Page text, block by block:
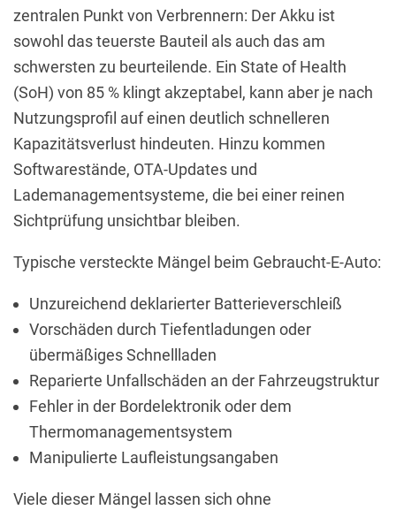
zentralen Punkt von Verbrennern: Der Akku ist
sowohl das teuerste Bauteil als auch das am
schwersten zu beurteilende. Ein State of Health
(SoH) von 85 % klingt akzeptabel, kann aber je nach
Nutzungsprofil auf einen deutlich schnelleren
Kapazitätsverlust hindeuten. Hinzu kommen
Softwarestände, OTA-Updates und
Lademanagementsysteme, die bei einer reinen
Sichtprüfung unsichtbar bleiben.
Typische versteckte Mängel beim Gebraucht-E-Auto:
Unzureichend deklarierter Batterieverschleiß
Vorschäden durch Tiefentladungen oder
übermäßiges Schnellladen
Reparierte Unfallschäden an der Fahrzeugstruktur
Fehler in der Bordelektronik oder dem
Thermomanagementsystem
Manipulierte Laufleistungsangaben
Viele dieser Mängel lassen sich ohne